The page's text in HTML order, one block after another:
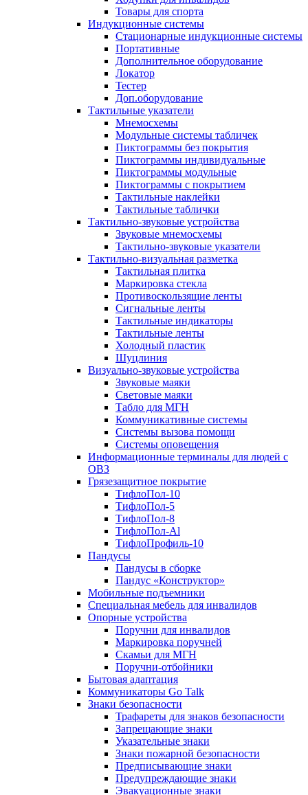
Товары для спорта
Индукционные системы
Стационарные индукционные системы
Портативные
Дополнительное оборудование
Локатор
Тестер
Доп.оборудование
Тактильные указатели
Мнемосхемы
Модульные системы табличек
Пиктограммы без покрытия
Пиктограммы индивидуальные
Пиктограммы модульные
Пиктограммы с покрытием
Тактильные наклейки
Тактильные таблички
Тактильно-звуковые устройства
Звуковые мнемосхемы
Тактильно-звуковые указатели
Тактильно-визуальная разметка
Тактильная плитка
Маркировка стекла
Противоскользящие ленты
Сигнальные ленты
Тактильные индикаторы
Тактильные ленты
Холодный пластик
Шуцлиния
Визуально-звуковые устройства
Звуковые маяки
Световые маяки
Табло для МГН
Коммуникативные системы
Системы вызова помощи
Системы оповещения
Информационные терминалы для людей с
ОВЗ
Грязезащитное покрытие
ТифлоПол-10
ТифлоПол-5
ТифлоПол-8
ТифлоПол-Al
ТифлоПрофиль-10
Пандусы
Пандусы в сборке
Пандус «Конструктор»
Мобильные подъемники
Специальная мебель для инвалидов
Опорные устройства
Поручни для инвалидов
Маркировка поручней
Скамьи для МГН
Поручни-отбойники
Бытовая адаптация
Коммуникаторы Go Talk
Знаки безопасности
Трафареты для знаков безопасности
Запрещающие знаки
Указательные знаки
Знаки пожарной безопасности
Предписывающие знаки
Предупреждающие знаки
Эвакуационные знаки